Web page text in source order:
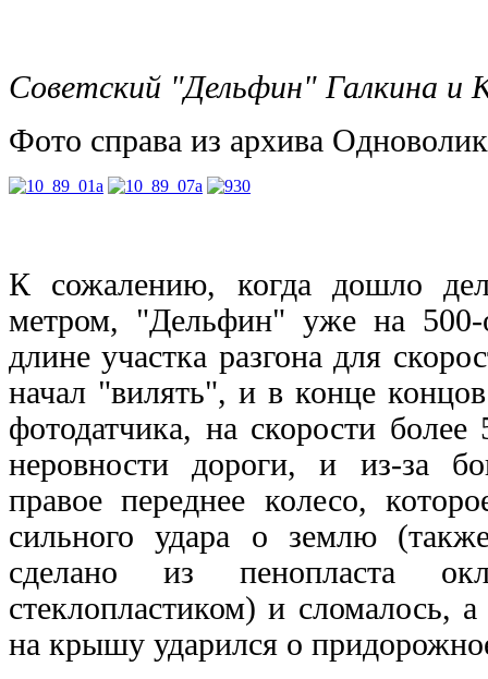
Советский "Дельфин" Галкина и
Фото справа из архива
К сожалению, когда дошло
метром, "Дельфин" уже на 500-
длине участка разгона для
начал "вилять", и в конце
фотодатчика, на скорости
неровности дороги, и из-за
правое переднее колесо,
сильного удара о землю
сделано из пенопласта
стеклопластиком) и сломалось,
на крышу ударился о